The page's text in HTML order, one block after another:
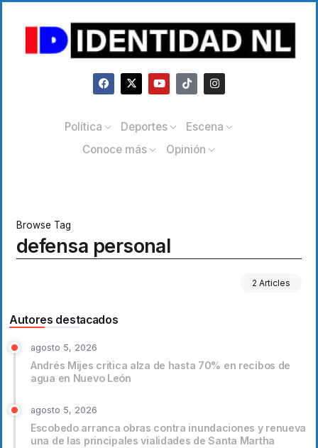
Política Deportes
Escena
Conoce más
Opinión
Browse Tag
defensa personal
2 Articles
Autores destacados
agosto 5, 2026
Andrés Mijes critica alza de hasta 70% en recibos de
agua en Nuevo León
agosto 5, 2026
Escobedo arranca obras contra inundaciones y renueva
una de las principales vialidades de Santa Martha